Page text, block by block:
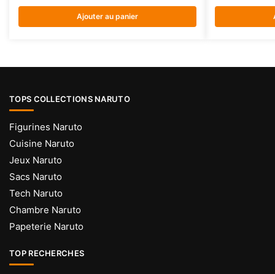
Ajouter au panier
TOPS COLLECTIONS NARUTO
Figurines Naruto
Cuisine Naruto
Jeux Naruto
Sacs Naruto
Tech Naruto
Chambre Naruto
Papeterie Naruto
TOP RECHERCHES